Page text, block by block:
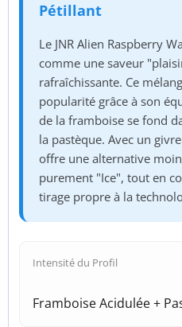
Pétillant
Le JNR Alien Raspberry
comme une saveur
rafraîchissante. Ce
popularité grâce à son
de la framboise se fond
la pastèque. Avec un
offre une alternative
purement "Ice", tout en
tirage propre à la
Intensité du Profil
Framboise Acidulée +